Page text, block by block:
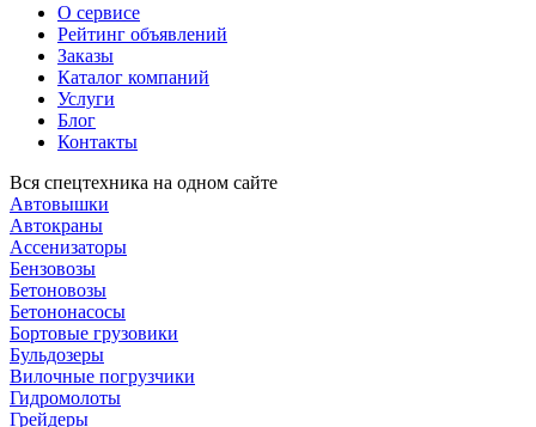
О сервисе
Рейтинг объявлений
Заказы
Каталог компаний
Услуги
Блог
Контакты
Вся спецтехника на одном сайте
Автовышки
Автокраны
Ассенизаторы
Бензовозы
Бетоновозы
Бетононасосы
Бортовые грузовики
Бульдозеры
Вилочные погрузчики
Гидромолоты
Грейдеры